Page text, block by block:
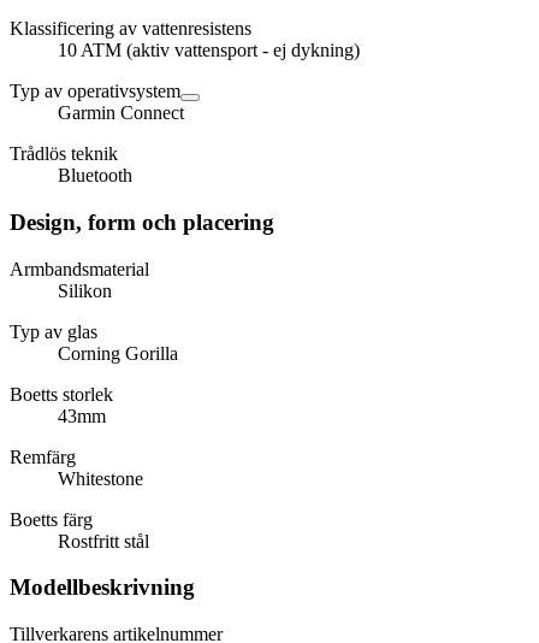
Klassificering av vattenresistens
10 ATM (aktiv vattensport - ej dykning)
Typ av operativsystem
Garmin Connect
Trådlös teknik
Bluetooth
Design, form och placering
Armbandsmaterial
Silikon
Typ av glas
Corning Gorilla
Boetts storlek
43mm
Remfärg
Whitestone
Boetts färg
Rostfritt stål
Modellbeskrivning
Tillverkarens artikelnummer